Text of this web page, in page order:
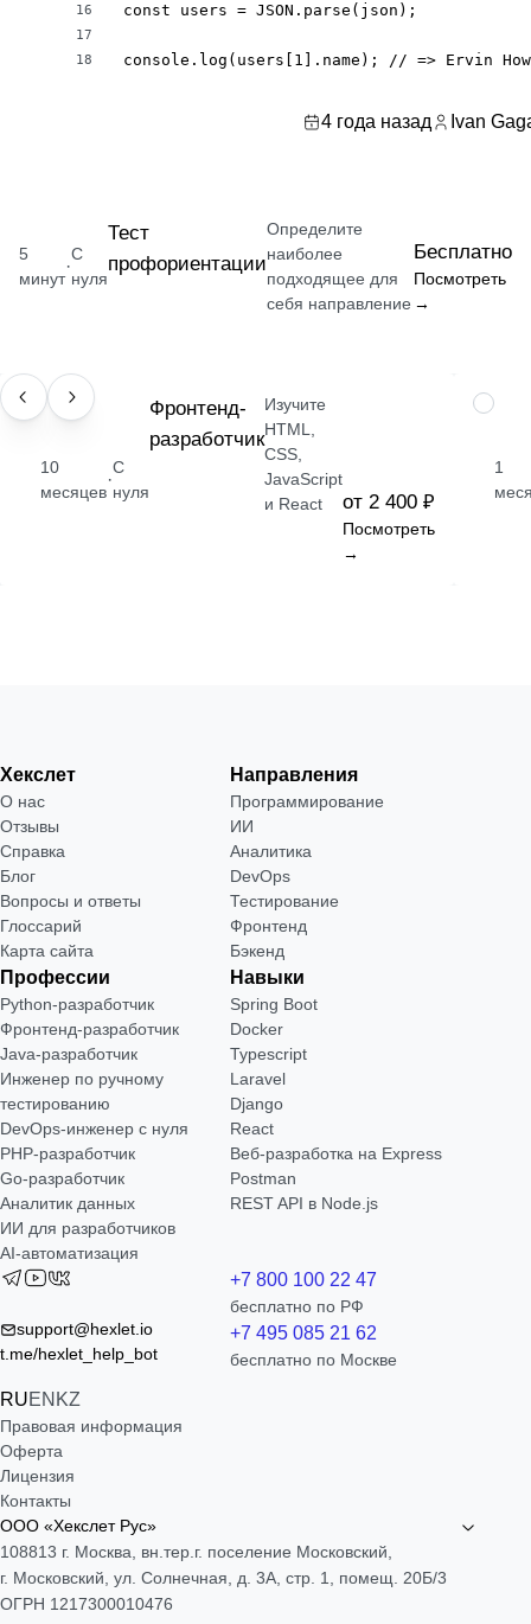
16
17
18
const users = JSON.parse(json);
console.log(users[1].name); // => Ervin
4 года назад Ivan
5
минут
·
С
нуля
Тест
профориентации
Определите
наиболее
подходящее для
себя направление
Бесплатно
Посмотреть
→
ПРОФЕССИЯ
10
месяцев
·
С
нуля
Фронтенд-
разработчик
Изучите
HTML,
CSS,
JavaScript
и React
от 2 400 ₽
Посмотреть
→
НАВЫК
1
Хекслет
О нас
Отзывы
Справка
Блог
Вопросы и ответы
Глоссарий
Карта сайта
Направления
Программирование
ИИ
Аналитика
DevOps
Тестирование
Фронтенд
Бэкенд
Профессии
Python-разработчик
Фронтенд-разработчик
Java-разработчик
Инженер по ручному
тестированию
DevOps-инженер с нуля
РНР-разработчик
Go-разработчик
Аналитик данных
ИИ для разработчиков
AI-автоматизация
Навыки
Spring Boot
Docker
Typescript
Laravel
Django
React
Веб-разработка на Express
Postman
REST API в Node.js
support@hexlet.io
t.me/hexlet_help_bot
RUEN KZ
+7 800 100 22 47
бесплатно по РФ
+7 495 085 21 62
бесплатно по Москве
Правовая информация
Оферта
Лицензия
Контакты
ООО «Хекслет Рус»
108813 г. Москва, вн.тер.г. поселение Московский,
г. Московский, ул. Солнечная, д. 3А, стр. 1, помещ. 20Б/3
ОГРН 1217300010476